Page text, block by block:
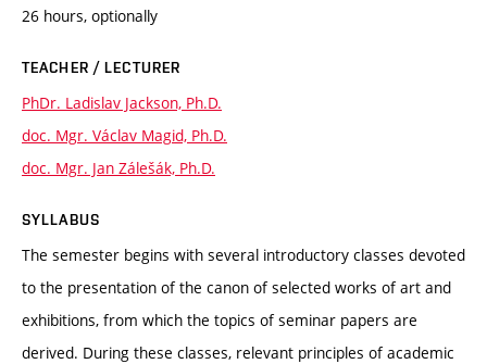
26 hours, optionally
TEACHER / LECTURER
PhDr. Ladislav Jackson, Ph.D.
doc. Mgr. Václav Magid, Ph.D.
doc. Mgr. Jan Zálešák, Ph.D.
SYLLABUS
The semester begins with several introductory classes devoted
to the presentation of the canon of selected works of art and
exhibitions, from which the topics of seminar papers are
derived. During these classes, relevant principles of academic